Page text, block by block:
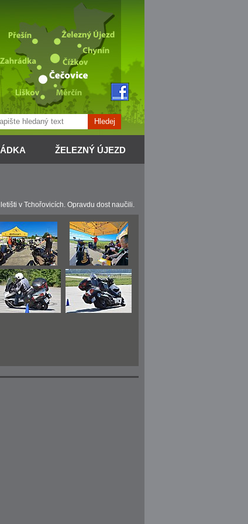
Hledej
ŽELEZNÝ ÚJEZD
v Tchořovicích. Opravdu dost naučili.